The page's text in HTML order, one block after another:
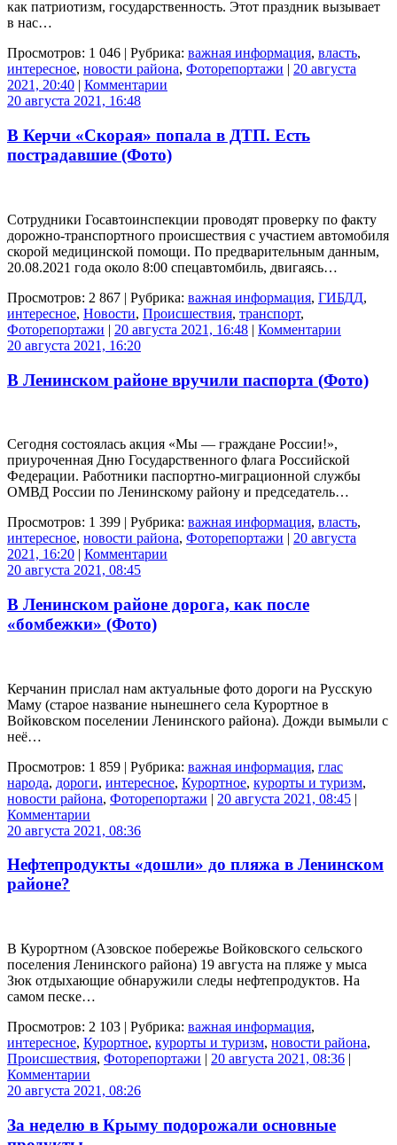
как патриотизм, государственность. Этот праздник вызывает
в нас…
Просмотров: 1 046 | Рубрика: важная информация, власть,
интересное, новости района, Фоторепортажи | 20 августа
2021, 20:40 | Комментарии
20 августа 2021, 16:48
В Керчи «Скорая» попала в ДТП. Есть
пострадавшие (Фото)
Сотрудники Госавтоинспекции проводят проверку по факту
дорожно-транспортного происшествия с участием автомобиля
скорой медицинской помощи. По предварительным данным,
20.08.2021 года около 8:00 спецавтомбиль, двигаясь…
Просмотров: 2 867 | Рубрика: важная информация, ГИБДД,
интересное, Новости, Происшествия, транспорт,
Фоторепортажи | 20 августа 2021, 16:48 | Комментарии
20 августа 2021, 16:20
В Ленинском районе вручили паспорта (Фото)
Сегодня состоялась акция «Мы — граждане России!»,
приуроченная Дню Государственного флага Российской
Федерации. Работники паспортно-миграционной службы
ОМВД России по Ленинскому району и председатель…
Просмотров: 1 399 | Рубрика: важная информация, власть,
интересное, новости района, Фоторепортажи | 20 августа
2021, 16:20 | Комментарии
20 августа 2021, 08:45
В Ленинском районе дорога, как после
«бомбежки» (Фото)
Керчанин прислал нам актуальные фото дороги на Русскую
Маму (старое название нынешнего села Курортное в
Войковском поселении Ленинского района). Дожди вымыли с
неё…
Просмотров: 1 859 | Рубрика: важная информация, глас
народа, дороги, интересное, Курортное, курорты и туризм,
новости района, Фоторепортажи | 20 августа 2021, 08:45 |
Комментарии
20 августа 2021, 08:36
Нефтепродукты «дошли» до пляжа в Ленинском
районе?
В Курортном (Азовское побережье Войковского сельского
поселения Ленинского района) 19 августа на пляже у мыса
Зюк отдыхающие обнаружили следы нефтепродуктов. На
самом песке…
Просмотров: 2 103 | Рубрика: важная информация,
интересное, Курортное, курорты и туризм, новости района,
Происшествия, Фоторепортажи | 20 августа 2021, 08:36 |
Комментарии
20 августа 2021, 08:26
За неделю в Крыму подорожали основные